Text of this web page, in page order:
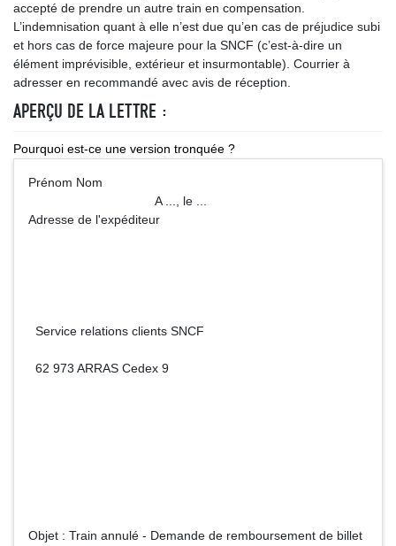
accepté de prendre un autre train en compensation.
L’indemnisation quant à elle n’est due qu’en cas de préjudice subi
et hors cas de force majeure pour la SNCF (c’est-à-dire un
élément imprévisible, extérieur et insurmontable). Courrier à
adresser en recommandé avec avis de réception.
APERÇU DE LA LETTRE :
Pourquoi est-ce une version tronquée ?
Prénom Nom
A ..., le ...
Adresse de l'expéditeur
Service relations clients SNCF
62 973 ARRAS Cedex 9
Objet : Train annulé - Demande de remboursement de billet